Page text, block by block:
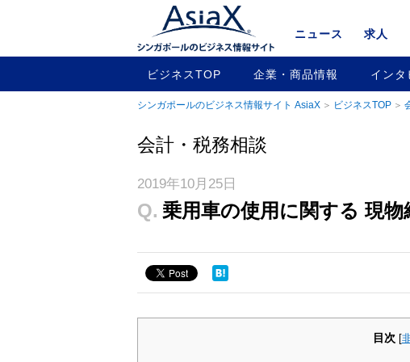
ニュース 求人
ビジネスTOP 企業・商品情報 インタ
シンガポールのビジネス情報サイト AsiaX ビジネスTOP
会計・税務相談
2019年10月25日
Q. 乗用車の使用に関する 現
目次 [